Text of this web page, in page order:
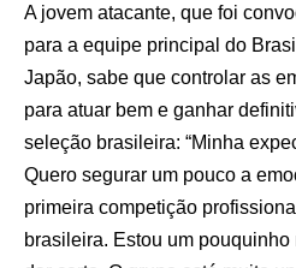
A jovem atacante, que foi
para a equipe principal do
Japão, sabe que controlar as
para atuar bem e ganhar
seleção brasileira: “Minha
Quero segurar um pouco a
primeira competição
brasileira. Estou um